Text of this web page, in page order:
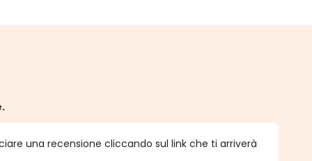
una recensione cliccando sul link che ti arriverà